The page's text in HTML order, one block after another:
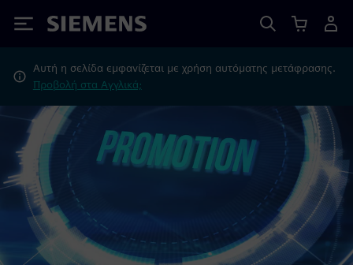
Siemens
Αυτή η σελίδα εμφανίζεται με χρήση αυτόματης μετάφρασης.
Προβολή στα Αγγλικά;